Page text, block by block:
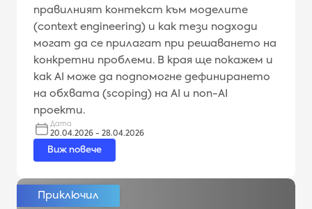
правилният контекст към моделите
(context engineering) и как тези подходи
могат да се прилагат при решаването на
конкретни проблеми. В края ще покажем и
как AI може да подпомогне дефинирането
на обхвата (scoping) на AI и non-AI
проекти.
Дата
20.04.2026 - 28.04.2026
Виж повече